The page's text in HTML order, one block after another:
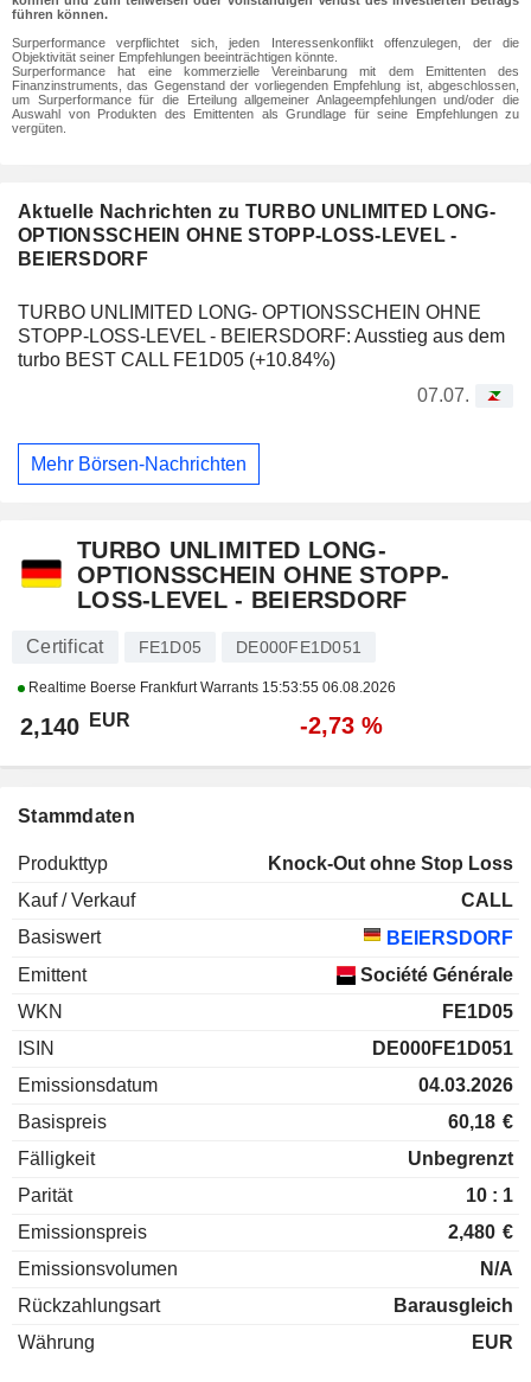
führen können.
Surperformance verpflichtet sich, jeden Interessenkonflikt offenzulegen, der die
Objektivität seiner Empfehlungen beeinträchtigen könnte.
Surperformance hat eine kommerzielle Vereinbarung mit dem Emittenten des
Finanzinstruments, das Gegenstand der vorliegenden Empfehlung ist, abgeschlossen,
um Surperformance für die Erteilung allgemeiner Anlageempfehlungen und/oder die
Auswahl von Produkten des Emittenten als Grundlage für seine Empfehlungen zu
vergüten.
Aktuelle Nachrichten zu TURBO UNLIMITED LONG-
OPTIONSSCHEIN OHNE STOPP-LOSS-LEVEL -
BEIERSDORF
TURBO UNLIMITED LONG- OPTIONSSCHEIN OHNE
STOPP-LOSS-LEVEL - BEIERSDORF: Ausstieg aus dem
turbo BEST CALL FE1D05 (+10.84%)
07.07.
Mehr Börsen-Nachrichten
TURBO UNLIMITED LONG-
OPTIONSSCHEIN OHNE STOPP-
LOSS-LEVEL - BEIERSDORF
Certificat FE1D05 DE000FE1D051
Realtime Boerse Frankfurt Warrants 15:53:55 06.08.2026
2,140 EUR -2,73 %
Stammdaten
Produkttyp
Knock-Out ohne Stop Loss
Kauf / Verkauf
CALL
Basiswert
BEIERSDORF
Emittent
Société Générale
WKN
FE1D05
ISIN
DE000FE1D051
Emissionsdatum
04.03.2026
Basispreis
60,18 €
Fälligkeit
Unbegrenzt
Parität
10 : 1
Emissionspreis
2,480 €
Emissionsvolumen
N/A
Rückzahlungsart
Barausgleich
Währung
EUR